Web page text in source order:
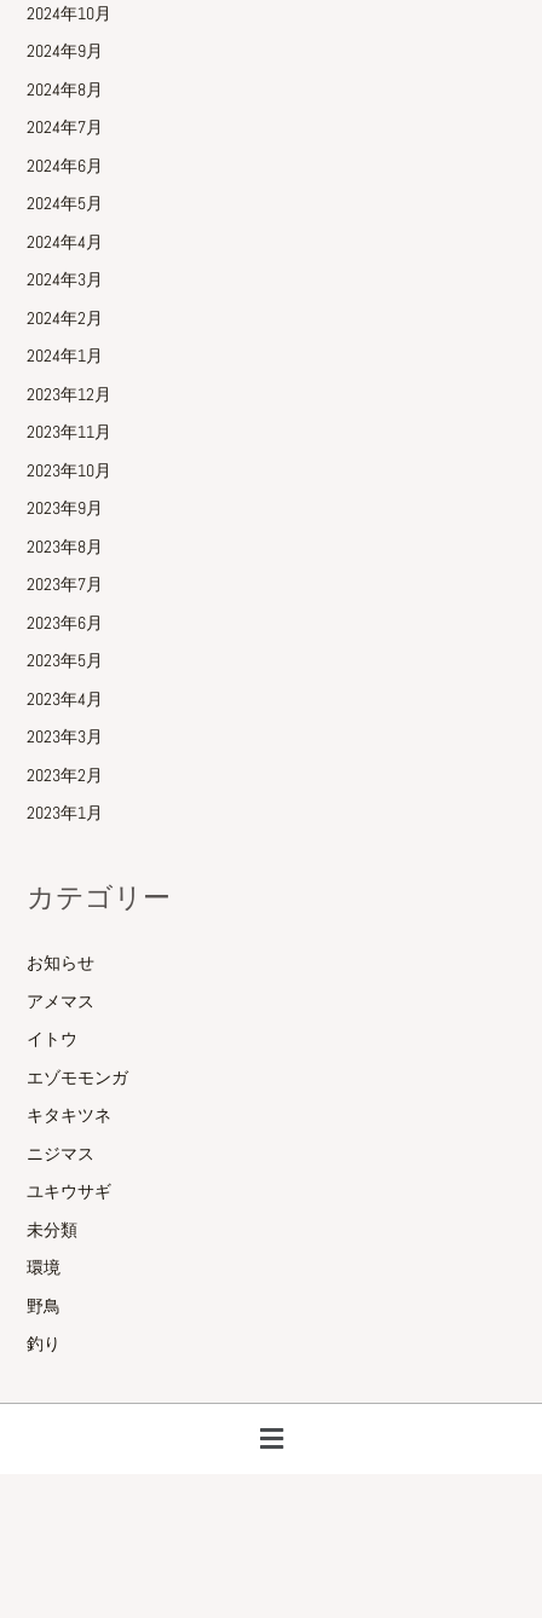
2024年10月
2024年9月
2024年8月
2024年7月
2024年6月
2024年5月
2024年4月
2024年3月
2024年2月
2024年1月
2023年12月
2023年11月
2023年10月
2023年9月
2023年8月
2023年7月
2023年6月
2023年5月
2023年4月
2023年3月
2023年2月
2023年1月
カテゴリー
お知らせ
アメマス
イトウ
エゾモモンガ
キタキツネ
ニジマス
ユキウサギ
未分類
環境
野鳥
釣り
メ
ニ